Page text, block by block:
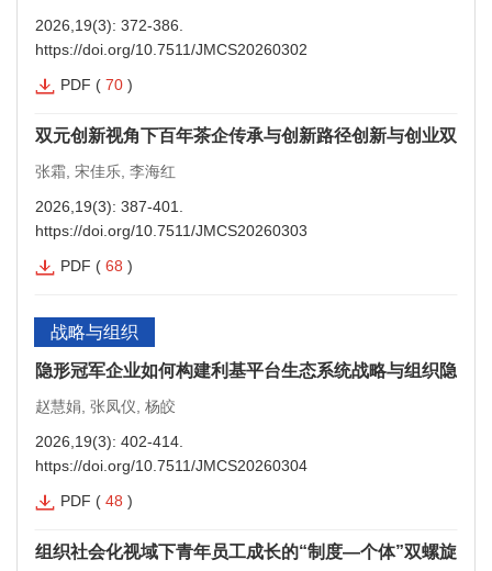
2026,19(3): 372-386.
https://doi.org/10.7511/JMCS20260302
PDF ( 70 )
双元创新视角下百年茶企传承与创新路径创新与创业双
张霜, 宋佳乐, 李海红
2026,19(3): 387-401.
https://doi.org/10.7511/JMCS20260303
PDF ( 68 )
战略与组织
隐形冠军企业如何构建利基平台生态系统战略与组织隐
赵慧娟, 张凤仪, 杨皎
2026,19(3): 402-414.
https://doi.org/10.7511/JMCS20260304
PDF ( 48 )
组织社会化视域下青年员工成长的“制度—个体”双螺旋驱